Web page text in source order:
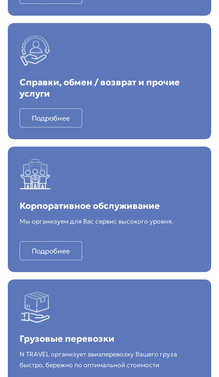
Справки, обмен / возврат и прочие
услуги
Подробнее
Корпоративное обслуживание
Мы организуем для Вас сервис высокого уровня.
Подробнее
Грузовые перевозки
N TRAVEL организует авиаперевозку Вашего груза
быстро, бережно по оптимальной стоимости